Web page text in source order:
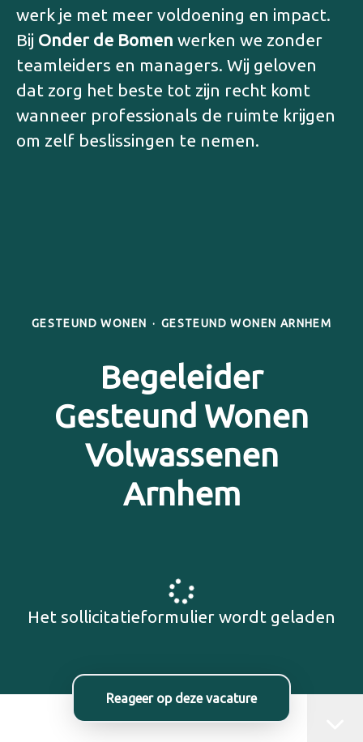
werk je met meer voldoening en impact.
Bij Onder de Bomen werken we zonder
teamleiders en managers. Wij geloven
dat zorg het beste tot zijn recht komt
wanneer professionals de ruimte krijgen
om zelf beslissingen te nemen.
Reageer op deze vacature
GESTEUND WONEN · GESTEUND WONEN ARNHEM
Begeleider
Gesteund Wonen
Volwassenen
Arnhem
Het sollicitatieformulier wordt geladen